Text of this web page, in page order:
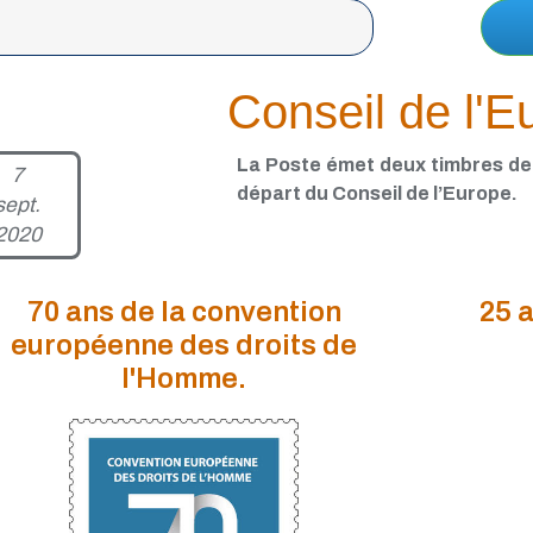
Conseil de
7
La Poste émet deux timbres
départ du Conseil de l’Europe.
70 ans de la convention
européenne des droits de
l'Homme.
25